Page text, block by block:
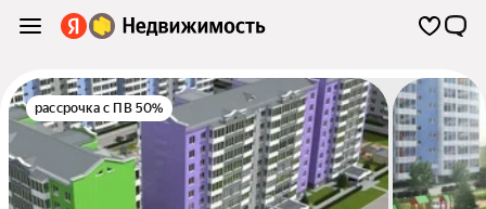
рассрочка с ПВ 50%